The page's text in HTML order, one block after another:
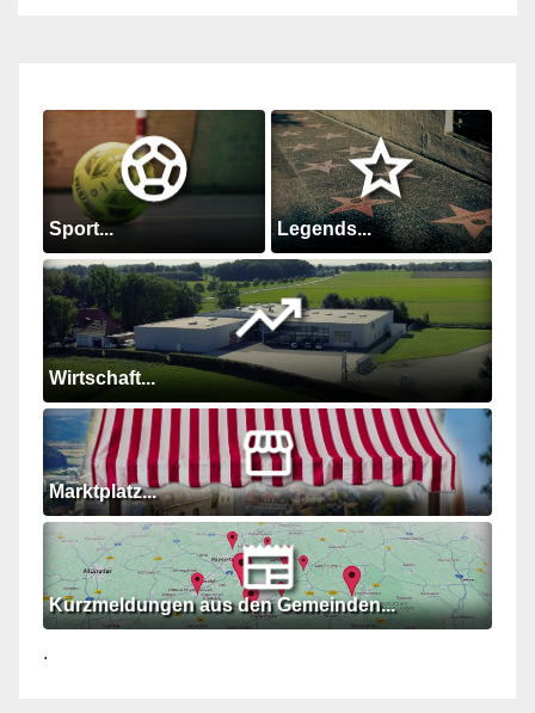
Sport... Legends...
Wirtschaft...
Marktplatz...
Kurzmeldungen aus den Gemeinden...
.